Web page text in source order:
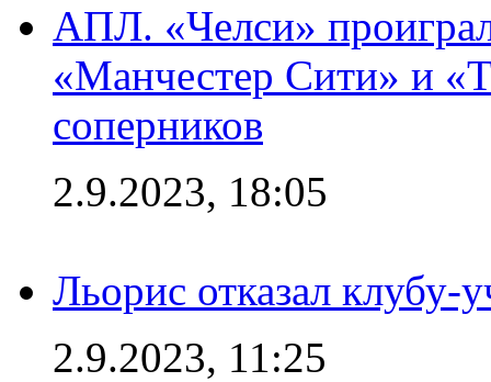
АПЛ. «Челси»
«Манчестер Сити» и
соперников
2.9.2023, 18:05
Льорис отказал клубу-
2.9.2023, 11:25